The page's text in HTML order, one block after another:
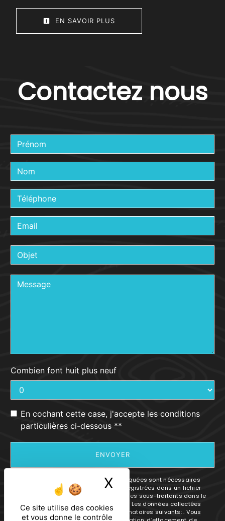
Ce site utilise des cookies
et vous donne le contrôle
X Masquer le
EN SAVOIR PLUS
Contactez nous
Combien font huit plus neuf
En cochant cette case, j'accepte les conditions
particulières ci-dessous **
ENVOYER
** Les données personnelles communiquées sont nécessaires
aux fins de vous contacter et sont enregistrées dans un fichier
informatisé. Elles sont destinées à et ses sous-traitants dans le
seul but de répondre à votre message. Les données collectées
seront communiquées aux seuls destinataires suivants: . Vous